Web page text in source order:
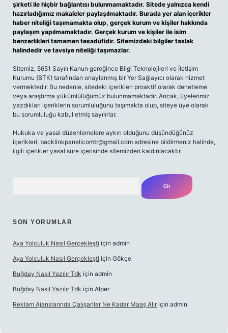
şirketi ile hiçbir bağlantısı bulunmamaktadır. Sitede yalnızca kendi
hazırladığımız makaleler paylaşılmaktadır. Burada yer alan içerikler
haber niteliği taşımamakta olup, gerçek kurum ve kişiler hakkında
paylaşım yapılmamaktadır. Gerçek kurum ve kişiler ile isim
benzerlikleri tamamen tesadüfidir. Sitemizdeki bilgiler taslak
halindedir ve tavsiye niteliği taşımazlar.
Sitemiz, 5651 Sayılı Kanun gereğince Bilgi Teknolojileri ve İletişim
Kurumu (BTK) tarafından onaylanmış bir Yer Sağlayıcı olarak hizmet
vermektedir. Bu nedenle, sitedeki içerikleri proaktif olarak denetleme
veya araştırma yükümlülüğümüz bulunmamaktadır. Ancak, üyelerimiz
yazdıkları içeriklerin sorumluluğunu taşımakta olup, siteye üye olarak
bu sorumluluğu kabul etmiş sayılırlar.
Hukuka ve yasal düzenlemelere aykırı olduğunu düşündüğünüz
içerikleri, backlinkpanelicomtr@gmail.com adresine bildirmeniz halinde,
ilgili içerikler yasal süre içerisinde sitemizden kaldırılacaktır.
SON YORUMLAR
Aya Yolculuk Nasıl Gerçekleşti için admin
Aya Yolculuk Nasıl Gerçekleşti için Gökçe
Buğday Nasıl Yazılır Tdk için admin
Buğday Nasıl Yazılır Tdk için Alper
Reklam Ajanslarında Çalışanlar Ne Kadar Maaş Alır için admin